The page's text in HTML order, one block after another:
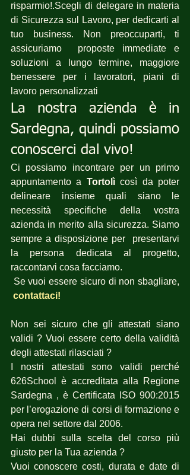
risparmio!.Scegli di delegare in materia
di Sicurezza sul Lavoro, per dedicarti al
tuo business. Non preoccuparti, ti
assicuriamo  proposte immediate e
soluzioni a lungo termine, maggiore
benessere per i lavoratori, piani di
lavoro personalizzati
La nostra azienda è in
Sardegna, quindi possiamo
conoscerci dal vivo!
Ci possiamo incontrare per un primo
appuntamento a Tortolì così da poter
delineare insieme quali siano le
necessità specifiche della vostra
azienda in merito alla sicurezza. Siamo
sempre a disposizione per  presentarvi
la persona dedicata al progetto,
raccontarvi cosa facciamo.
contattaci!
Non sei sicuro che gli attestati siano
validi ? Vuoi essere certo della validità
degli attestati rilasciati ?
I nostri attestati sono validi perché
626School è accreditata alla Regione
Sardegna , è Certificata ISO 900:2015
per l’erogazione di corsi di formazione e
opera nel settore dal 2006.
Hai dubbi sulla scelta del corso più
giusto per la Tua azienda ?
Vuoi conoscere costi, durata e date di